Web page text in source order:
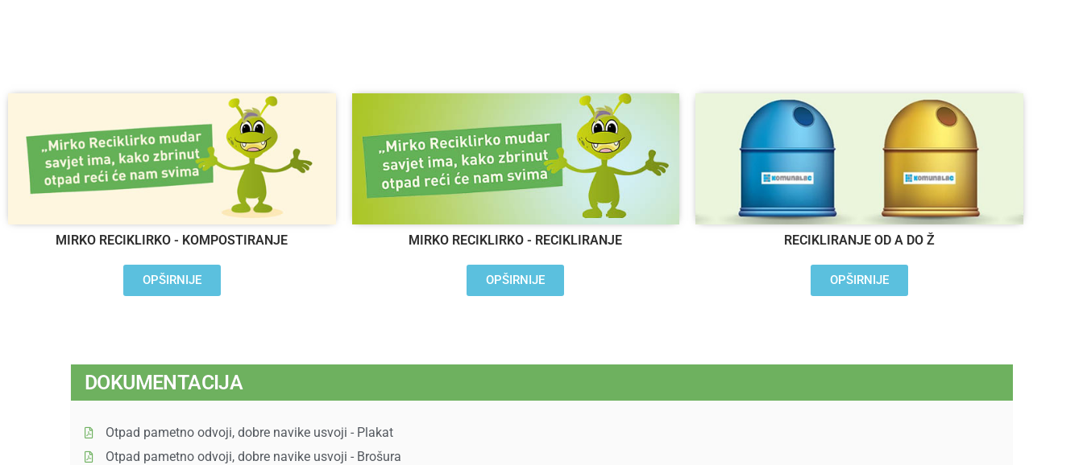
MIRKO RECIKLIRKO - KOMPOSTIRANJE
OPŠIRNIJE
MIRKO RECIKLIRKO - RECIKLIRANJE
OPŠIRNIJE
RECIKLIRANJE OD A DO Ž
OPŠIRNIJE
DOKUMENTACIJA
Otpad pametno odvoji, dobre navike usvoji - Plakat
Otpad pametno odvoji, dobre navike usvoji - Brošura